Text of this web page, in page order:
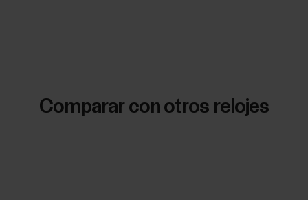
Comparar con otros relojes